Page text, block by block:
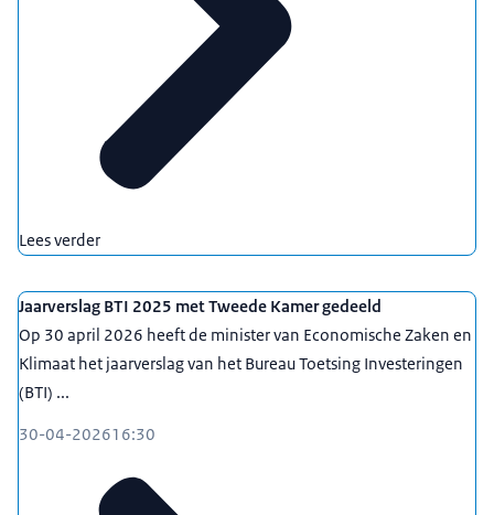
Lees verder
Jaarverslag BTI 2025 met Tweede Kamer gedeeld
Op 30 april 2026 heeft de minister van Economische Zaken en
Klimaat het jaarverslag van het Bureau Toetsing Investeringen
(BTI) ...
30-04-202616:30